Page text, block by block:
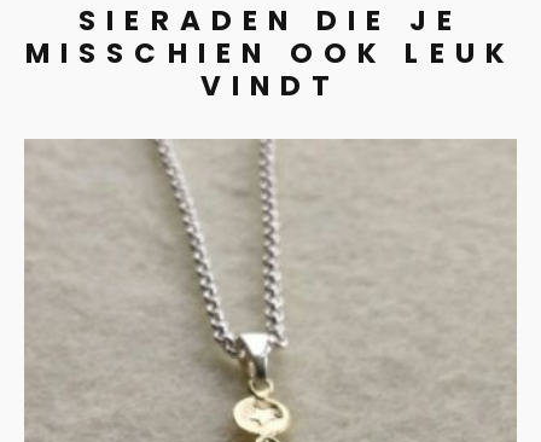
SIERADEN DIE JE
MISSCHIEN OOK LEUK
VINDT
Zilver collier met
chalcedoon en gouden
accenten
€135.00